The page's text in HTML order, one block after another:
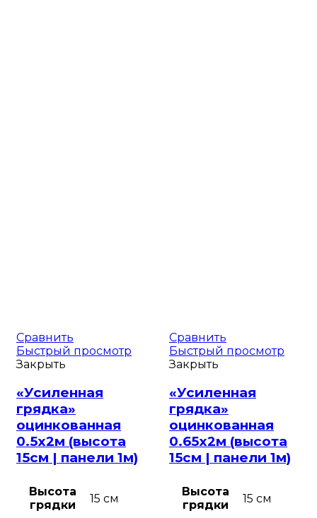
Сравнить
Быстрый просмотр
Закрыть
«Усиленная
грядка»
оцинкованная
0.5х2м (высота
15см | панели 1м)
Высота
грядки
15 см
Сравнить
Быстрый просмотр
Закрыть
«Усиленная
грядка»
оцинкованная
0.65х2м (высота
15см | панели 1м)
Высота
грядки
15 см